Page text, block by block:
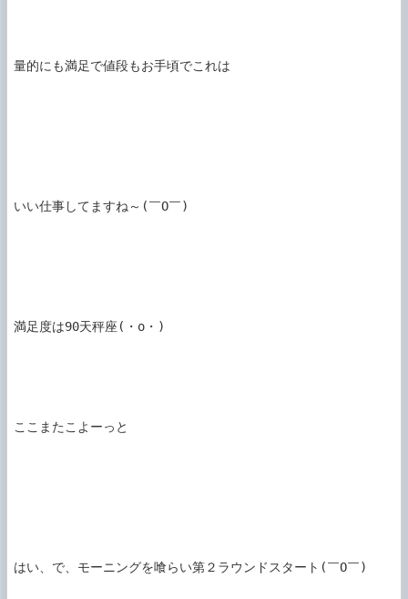
量的にも満足で値段もお手頃でこれは
いい仕事してますね～(￣O￣)
満足度は90天秤座(・o・)
ここまたこよーっと
はい、で、モーニングを喰らい第２ラウンドスタート(￣O￣)